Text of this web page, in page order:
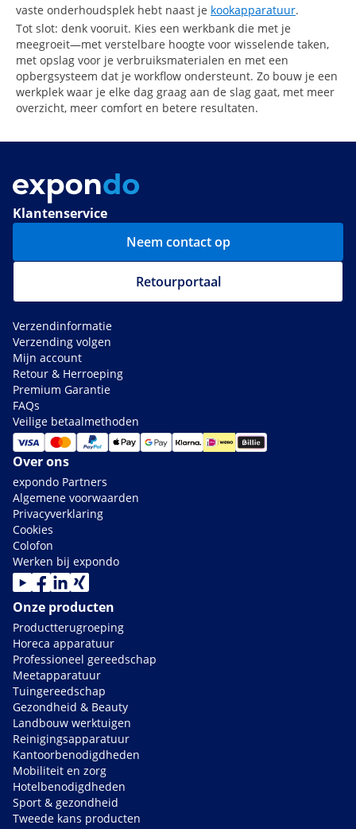
vaste onderhoudsplek hebt naast je kookapparatuur.
Tot slot: denk vooruit. Kies een werkbank die met je
meegroeit—met verstelbare hoogte voor wisselende taken,
met opslag voor je verbruiksmaterialen en met een
opbergsysteem dat je workflow ondersteunt. Zo bouw je een
werkplek waar je elke dag graag aan de slag gaat, met meer
overzicht, meer comfort en betere resultaten.
Klantenservice
Neem contact op
Retourportaal
Verzendinformatie
Verzending volgen
Mijn account
Retour & Herroeping
Premium Garantie
FAQs
Veilige betaalmethoden
Over ons
expondo Partners
Algemene voorwaarden
Privacyverklaring
Cookies
Colofon
Werken bij expondo
Onze producten
Productterugroeping
Horeca apparatuur
Professioneel gereedschap
Meetapparatuur
Tuingereedschap
Gezondheid & Beauty
Landbouw werktuigen
Reinigingsapparatuur
Kantoorbenodigdheden
Mobiliteit en zorg
Hotelbenodigdheden
Sport & gezondheid
Tweede kans producten